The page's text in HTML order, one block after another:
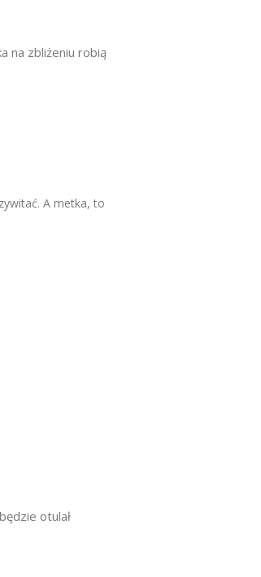
na zbliżeniu robią
A metka, to
otulał